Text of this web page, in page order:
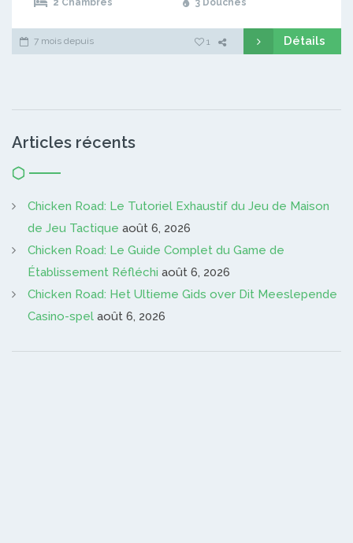
7 mois depuis 1 Détails
Articles récents
Chicken Road: Le Tutoriel Exhaustif du Jeu de Maison
de Jeu Tactique août 6, 2026
Chicken Road: Le Guide Complet du Game de
Établissement Réfléchi août 6, 2026
Chicken Road: Het Ultieme Gids over Dit Meeslepende
Casino-spel août 6, 2026